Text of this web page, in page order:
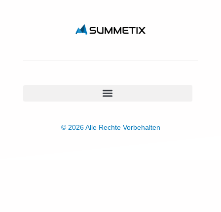
© 2026 Alle Rechte Vorbehalten